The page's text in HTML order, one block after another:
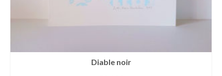
Diable noir